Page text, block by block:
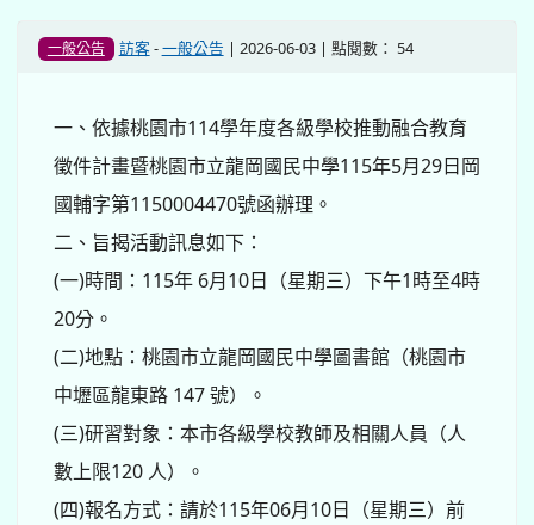
一般公告 訪客-一般公告 | 2026-06-03 | 點閱數： 54
一、依據桃園市114學年度各級學校推動融合教育
徵件計畫暨桃園市立龍岡國民中學115年5月29日岡
國輔字第1150004470號函辦理。
二、旨揭活動訊息如下：
(一)時間：115年 6月10日（星期三）下午1時至4時
20分。
(二)地點：桃園市立龍岡國民中學圖書館（桃園市
中壢區龍東路 147 號）。
(三)研習對象：本市各級學校教師及相關人員（人
數上限120 人）。
(四)報名方式：請於115年06月10日（星期三）前